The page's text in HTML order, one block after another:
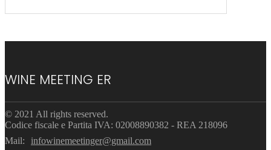
WINE MEETING ER
© 2021 All rights reserved.
Codice fiscale e Partita IVA: 02008890382 - REA 218096
Mail:
infowinemeetinger@gmail.com